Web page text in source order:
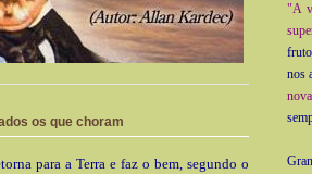
"A
nos
os que choram
para a Terra e faz o bem, segundo o